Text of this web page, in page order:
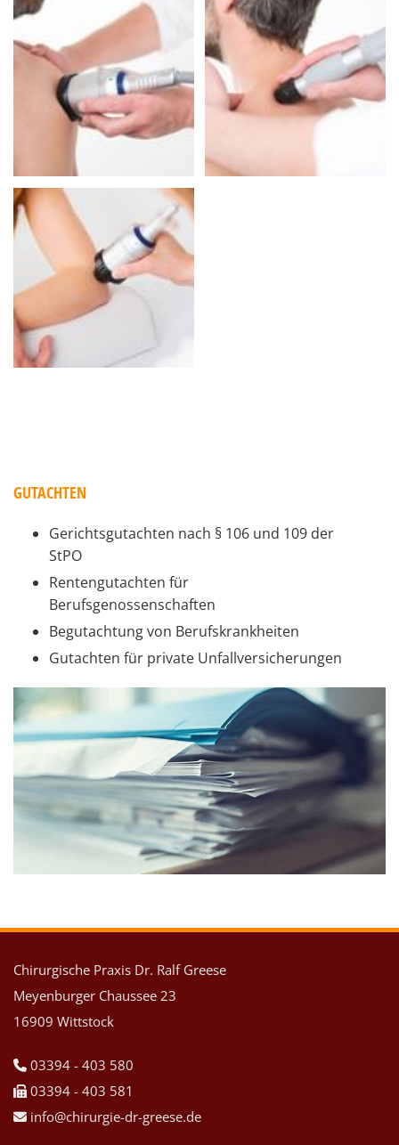
GUTACHTEN
Gerichtsgutachten nach § 106 und 109 der
StPO
Rentengutachten für
Berufsgenossenschaften
Begutachtung von Berufskrankheiten
Gutachten für private Unfallversicherungen
Chirurgische Praxis Dr. Ralf Greese
Meyenburger Chaussee 23
16909 Wittstock
 03394 - 403 580
 03394 - 403 581
 info@chirurgie-dr-greese.de